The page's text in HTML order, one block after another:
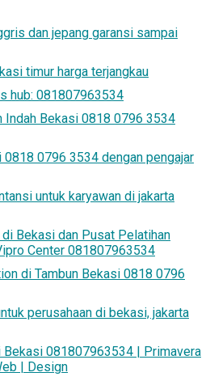
dan jepang garansi sampai
timur harga terjangkau
hub: 081807963534
Indah Bekasi 0818 0796 3534
0796 3534 dengan pengajar
untuk karyawan di jakarta
Bekasi dan Pusat Pelatihan
Center 081807963534
di Tambun Bekasi 0818 0796
perusahaan di bekasi, jakarta
081807963534 | Primavera
| Design